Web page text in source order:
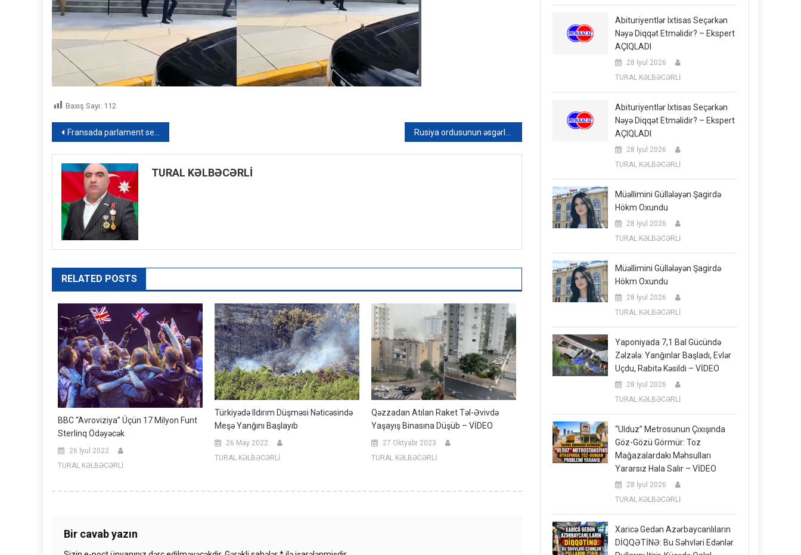
Baxış Sayı: 112
Yazı
naviqasiyası
Fransada parlament seçkilərinin ikinci turu keçirilir
TURAL KƏLBƏCƏRLİ
RELATED POSTS
BBC “Avroviziya” Üçün 17 Milyon Funt
Sterlinq Ödəyəcək
26 İyul 2022
TURAL KƏLBƏCƏRLİ
Türkiyədə Ildırım Düşməsi Nəticəsində
Meşə Yanğını Başlayıb
26 May 2022
TURAL KƏLBƏCƏRLİ
Qəzzadan Atılan Raket Təl-Əvivdə
Yaşayış Binasına Düşüb – VİDEO
27 Oktyabr 2023
TURAL KƏLBƏCƏRLİ
Bir cavab yazın
Abituriyentlər Ixtisas Seçərkən
Nəyə Diqqət Etməlidir? – Ekspert
AÇIQLADI
28 İyul 2026
TURAL KƏLBƏCƏRLİ
Abituriyentlər Ixtisas Seçərkən
Nəyə Diqqət Etməlidir? – Ekspert
AÇIQLADI
28 İyul 2026
TURAL KƏLBƏCƏRLİ
Müəllimini Güllələyən Şagirdə
Hökm Oxundu
28 İyul 2026
TURAL KƏLBƏCƏRLİ
Müəllimini Güllələyən Şagirdə
Hökm Oxundu
28 İyul 2026
TURAL KƏLBƏCƏRLİ
Yaponiyada 7,1 Bal Gücündə
Zəlzələ: Yanğınlar Başladı, Evlər
Uçdu, Rabitə Kəsildi – VİDEO
28 İyul 2026
TURAL KƏLBƏCƏRLİ
“Ulduz” Metrosunun Çıxışında
Göz-Gözü Görmür: Toz
Mağazalardakı Məhsulları
Yararsız Hala Salır – VİDEO
28 İyul 2026
TURAL KƏLBƏCƏRLİ
Xaricə Gedən Azərbaycanlıların
DİQQƏTİNƏ: Bu Səhvləri Edənlər